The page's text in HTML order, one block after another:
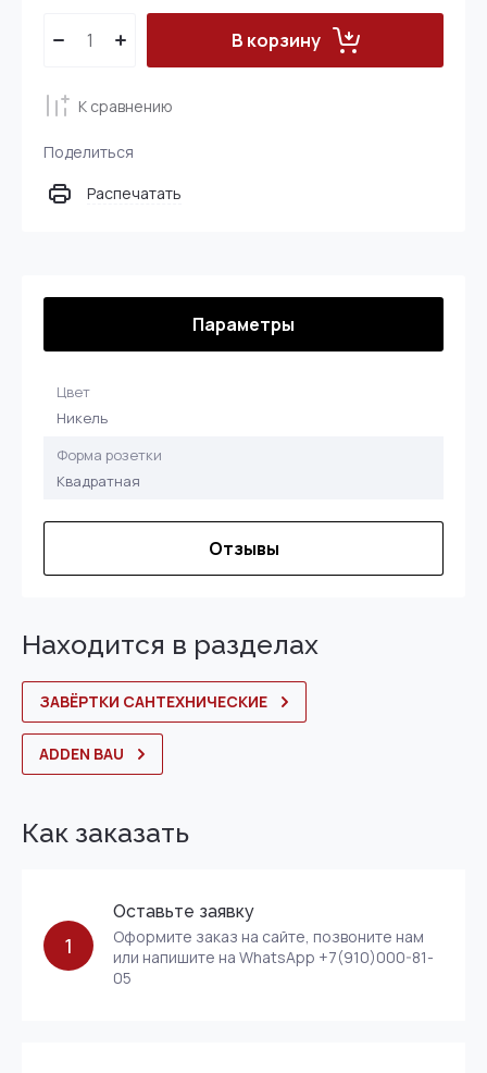
В корзину
К сравнению
Поделиться
Распечатать
Параметры
Цвет
Никель
Форма розетки
Квадратная
Отзывы
Находится в разделах
ЗАВЁРТКИ САНТЕХНИЧЕСКИЕ
ADDEN BAU
Как заказать
1
Оставьте заявку
Оформите заказ на сайте, позвоните нам
или напишите на WhatsApp +7(910)000-81-
05